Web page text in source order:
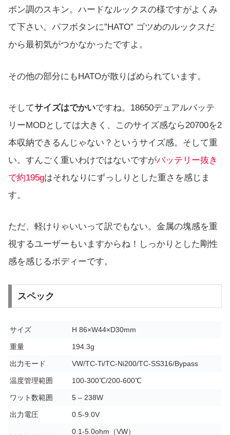
ボン調のスキン。ハードなルックスの様ですがよくみ
て下さい。パフボタンに”HATO” ゴツめのルックスだ
から最初気がつかなかったですよ。
その他の部分にもHATOが散りばめられています。
そしてサイズはでかいですね。18650デュアルバッテ
リーMODとしては大きく、このサイズ感なら20700を2
本収納できるんじゃない？というサイズ感。そして重
い。すんごく重いわけではないですがバッテリー抜き
で約195gはそれなりにずっしりとした重さを感じま
す。
ただ、軽けりゃいいって訳でもない。金属の塊感を重
視するユーザーもいますからね！しっかりとした剛性
感を感じるボディーです。
スペック
サイズ H 86×W44×D30mm
重量 194.3g
出力モード VW/TC-Ti/TC-Ni200/TC-SS316/Bypass
温度管理範囲 100-300℃/200-600℃
ワット数範囲 5 – 238W
出力電圧 0.5-9.0V
0.1-5.0ohm（VW）